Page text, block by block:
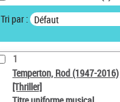
Tri par : Défaut
1
Temperton, Rod (1947-2016)
[Thriller]